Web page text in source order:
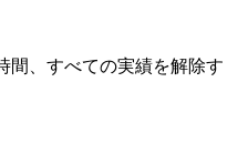
間、すべての実績を解除す